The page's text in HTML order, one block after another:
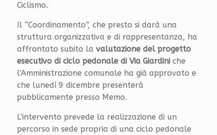
Ciclismo.
Il “Coordinamento”, che presto si darà una
struttura organizzativa e di rappresentanza, ha
affrontato subito la valutazione del progetto
esecutivo di ciclo pedonale di Via Giardini che
l’Amministrazione comunale ha già approvato e
che lunedì 9 dicembre presenterà
pubblicamente presso Memo.
L’intervento prevede la realizzazione di un
percorso in sede propria di una ciclo pedonale